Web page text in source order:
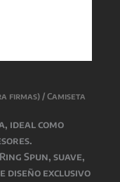
firmas) / Camiseta
, ideal como
Spun, suave,
diseño exclusivo